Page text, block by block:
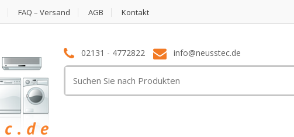
FAQ – Versand AGB Kontakt
02131 - 4772822 info@neusstec.de
nach: